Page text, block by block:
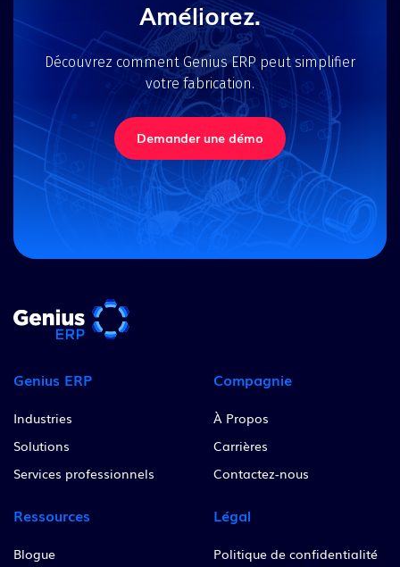
Améliorez.
Découvrez comment Genius ERP peut simplifier
votre fabrication.
Demander une démo
Genius ERP
Industries
Solutions
Services professionnels
Compagnie
À Propos
Carrières
Contactez-nous
Ressources
Blogue
Légal
Politique de confidentialité